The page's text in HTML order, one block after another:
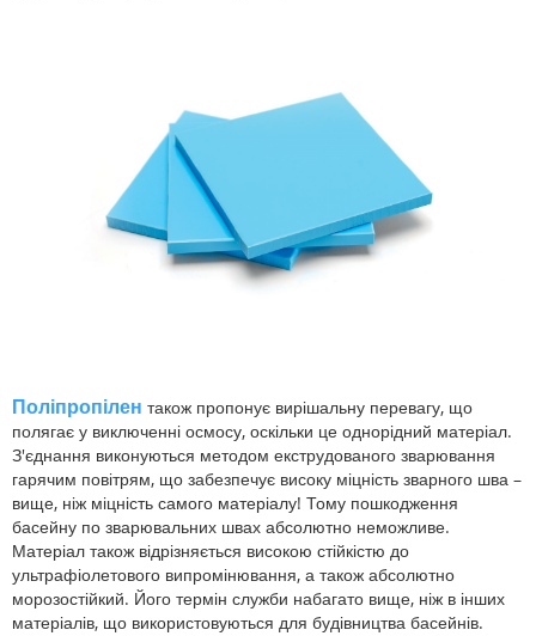
Поліпропілен також пропонує вирішальну перевагу, що
полягає у виключенні осмосу, оскільки це однорідний матеріал.
З'єднання виконуються методом екструдованого зварювання
гарячим повітрям, що забезпечує високу міцність зварного шва –
вище, ніж міцність самого матеріалу! Тому пошкодження
басейну по зварювальних швах абсолютно неможливе.
Матеріал також відрізняється високою стійкістю до
ультрафіолетового випромінювання, а також абсолютно
морозостійкий. Його термін служби набагато вище, ніж в інших
матеріалів, що використовуються для будівництва басейнів.